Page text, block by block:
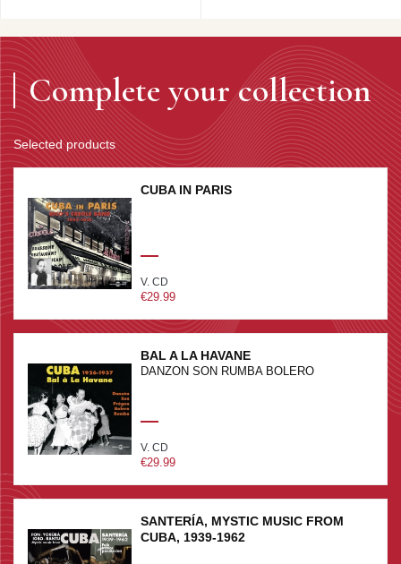
Complete your collection
Selected products
CUBA IN PARIS
V. CD
€29.99
BAL A LA HAVANE
DANZON SON RUMBA BOLERO
V. CD
€29.99
SANTERÍA, MYSTIC MUSIC FROM
CUBA, 1939-1962